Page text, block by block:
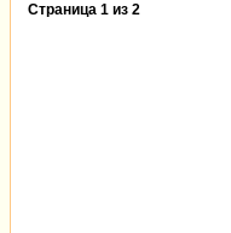
Страница 1 из 2